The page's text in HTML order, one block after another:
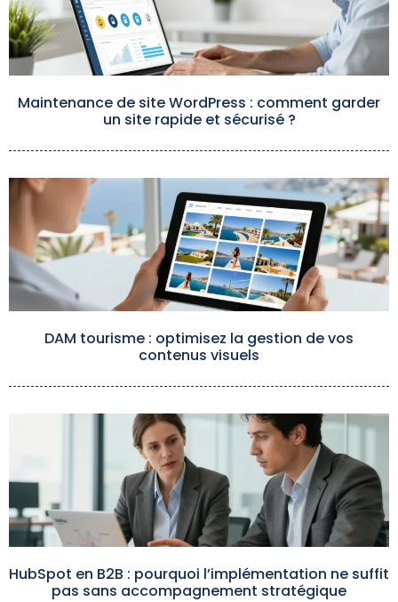
Maintenance de site WordPress : comment garder
un site rapide et sécurisé ?
DAM tourisme : optimisez la gestion de vos
contenus visuels
HubSpot en B2B : pourquoi l’implémentation ne suffit
pas sans accompagnement stratégique